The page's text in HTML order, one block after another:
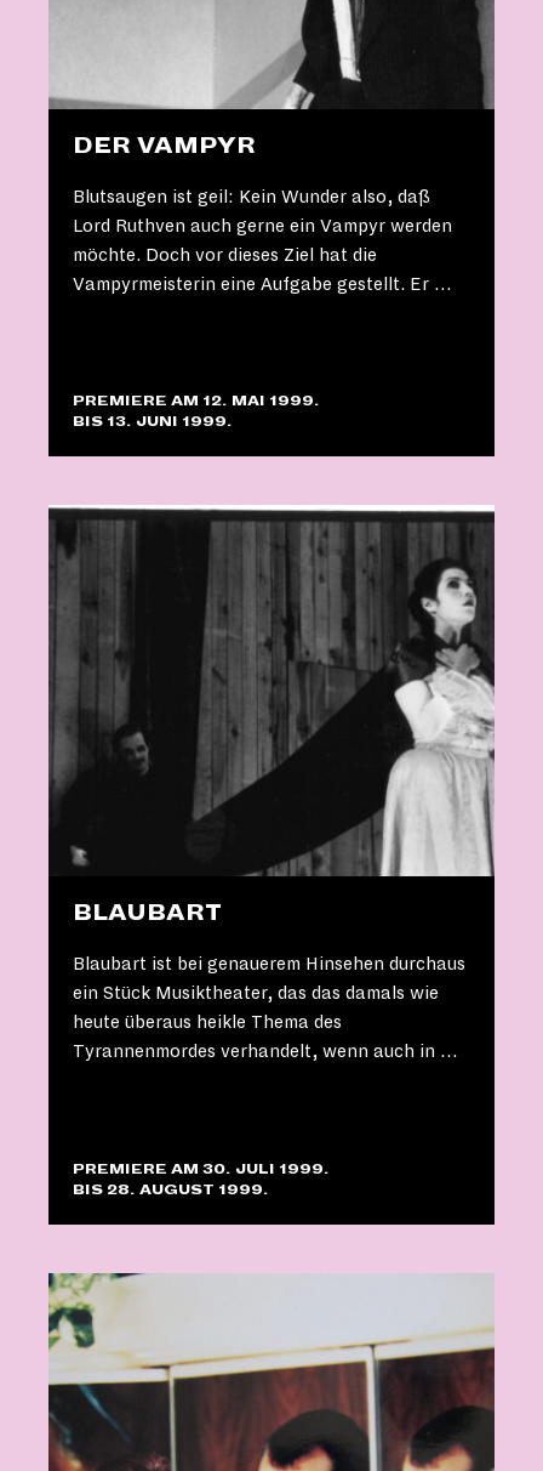
DER VAMPYR
Blutsaugen ist geil: Kein Wunder also, daß
Lord Ruthven auch gerne ein Vampyr werden
möchte. Doch vor dieses Ziel hat die
Vampyrmeisterin eine Aufgabe gestellt. Er …
PREMIERE AM 12. MAI 1999.
BIS 13. JUNI 1999.
BLAUBART
Blaubart ist bei genauerem Hinsehen durchaus
ein Stück Musiktheater, das das damals wie
heute überaus heikle Thema des
Tyrannenmordes verhandelt, wenn auch in …
PREMIERE AM 30. JULI 1999.
BIS 28. AUGUST 1999.